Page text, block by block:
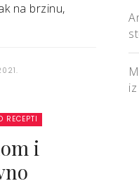
na brzinu,
RECEPTI
i